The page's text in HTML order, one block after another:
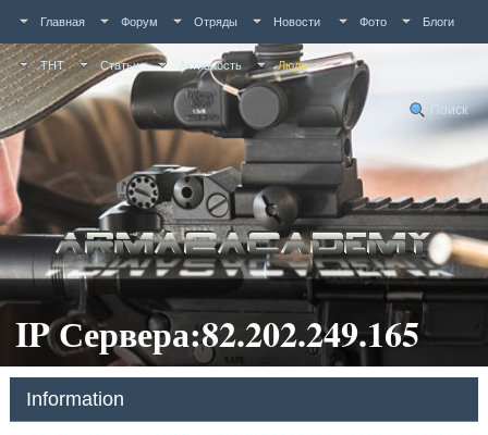
Главная Форум Отряды Новости Фото Блоги
ТНТ Статьи Активность Люди
Поиск
IP Сервера:82.202.249.165
Information